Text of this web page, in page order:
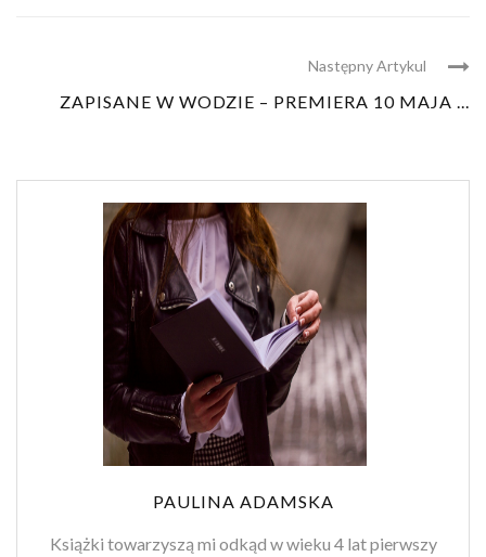
Następny Artykul
ZAPISANE W WODZIE – PREMIERA 10 MAJA ...
PAULINA ADAMSKA
Książki towarzyszą mi odkąd w wieku 4 lat pierwszy